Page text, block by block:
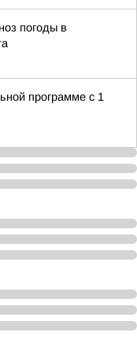
погоды в
программе с 1